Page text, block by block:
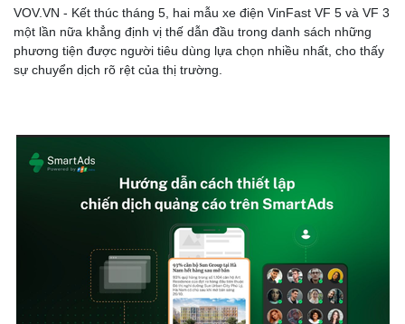
VOV.VN - Kết thúc tháng 5, hai mẫu xe điện VinFast VF 5 và VF 3
một lần nữa khẳng định vị thế dẫn đầu trong danh sách những
phương tiện được người tiêu dùng lựa chọn nhiều nhất, cho thấy
sự chuyển dịch rõ rệt của thị trường.